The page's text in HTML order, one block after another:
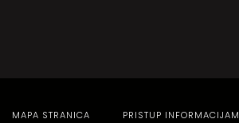
MAPA STRANICA PRISTUP